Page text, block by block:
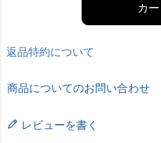
カ
返品特約について
商品についてのお問い合わせ
レビューを書く